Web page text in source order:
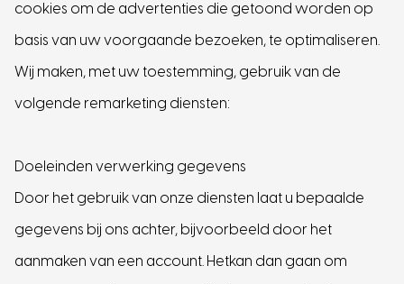
cookies om de advertenties die getoond worden op
basis van uw voorgaande bezoeken, te optimaliseren.
Wij maken, met uw toestemming, gebruik van de
volgende remarketing diensten:
Doeleinden verwerking gegevens
Door het gebruik van onze diensten laat u bepaalde
gegevens bij ons achter, bijvoorbeeld door het
aanmaken van een account. Hetkan dan gaan om